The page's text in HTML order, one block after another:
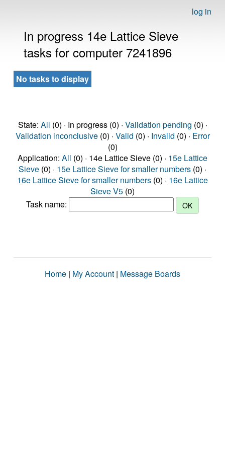
log in
In progress 14e Lattice Sieve
tasks for computer 7241896
No tasks to display
State: All (0) · In progress (0) · Validation pending (0) ·
Validation inconclusive(0) · Valid (0) · Invalid (0) · Error
(0)
Application: All (0) · 14e Lattice Sieve (0) · 15e Lattice
Sieve (0) · 15e Lattice Sieve for smaller numbers (0) ·
16e Lattice Sieve for smaller numbers (0) · 16e Lattice
Sieve V5 (0)
Task name:
Home | My Account | Message Boards